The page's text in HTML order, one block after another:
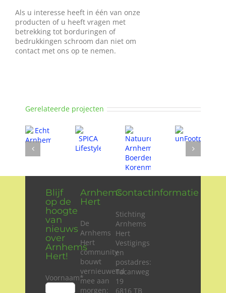
Als u interesse heeft in één van onze
producten of u heeft vragen met
betrekking tot borduringen of
bedrukkingen schroom dan niet om
contact met ons op te nemen.
Gerelateerde projecten
Blijf
op de
hoogte
van
nieuws
over
Arnhems
Hert!
Voornaam*
Arnhems
Hert
De
Arnhems
Hert
community
bouwt
vernieuwend
mee aan
morgen:
Contactinformatie
Stichting
Arnhems
Hert
Vestigings
en
postadres:
Tacanweg
19
6816 TB